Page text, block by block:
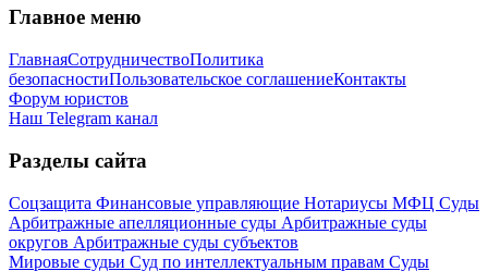
Главное меню
ГлавнаяСотрудничествоПолитика
безопасностиПользовательское соглашениеКонтакты
Форум юристов
Наш Telegram канал
Разделы сайта
Соцзащита Финансовые управляющие Нотариусы МФЦ Суды
Арбитражные апелляционные суды Арбитражные суды
округов Арбитражные суды субъектов
Мировые судьи Суд по интеллектуальным правам Суды